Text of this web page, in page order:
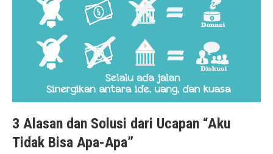
3 Alasan dan Solusi dari Ucapan “Aku
Tidak Bisa Apa-Apa”